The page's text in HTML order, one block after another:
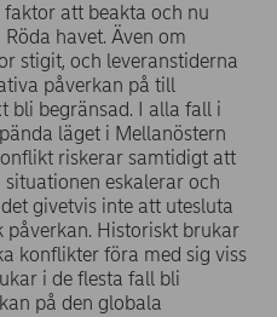
att beakta och nu
havet. Även om
stigit, och leveranstiderna
påverkan på till
bli begränsad. I alla fall i
läget i Mellanöstern
riskerar samtidigt att
eskalerar och
givetvis inte att utesluta
påverkan. Historiskt brukar
konflikter föra med sig viss
i de flesta fall bli
på den globala